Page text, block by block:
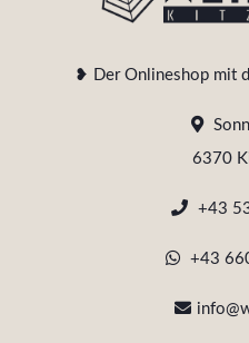
❥ Der Onlineshop mit
6370
+43
+43